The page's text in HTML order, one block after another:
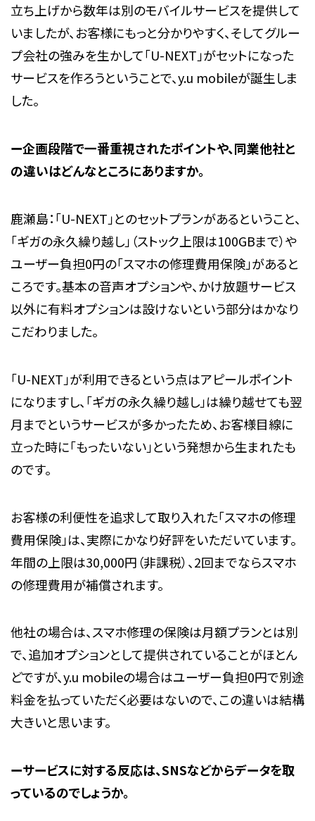
立ち上げから数年は別のモバイルサービスを提供して
いましたが、お客様にもっと分かりやすく、そしてグルー
プ会社の強みを生かして「U-NEXT」がセットになった
サービスを作ろうということで、y.u mobileが誕生しま
した。
ー企画段階で一番重視されたポイントや、同業他社と
の違いはどんなところにありますか。
鹿瀬島：「U-NEXT」とのセットプランがあるということ、
「ギガの永久繰り越し」（ストック上限は100GBまで）や
ユーザー負担0円の「スマホの修理費用保険」があると
ころです。基本の音声オプションや、かけ放題サービス
以外に有料オプションは設けないという部分はかなり
こだわりました。
「U-NEXT」が利用できるという点はアピールポイント
になりますし、「ギガの永久繰り越し」は繰り越せても翌
月までというサービスが多かったため、お客様目線に
立った時に「もったいない」という発想から生まれたも
のです。
お客様の利便性を追求して取り入れた「スマホの修理
費用保険」は、実際にかなり好評をいただいています。
年間の上限は30,000円（非課税）、2回までならスマホ
の修理費用が補償されます。
他社の場合は、スマホ修理の保険は月額プランとは別
で、追加オプションとして提供されていることがほとん
どですが、y.u mobileの場合はユーザー負担0円で別途
料金を払っていただく必要はないので、この違いは結構
大きいと思います。
ーサービスに対する反応は、SNSなどからデータを取
っているのでしょうか。